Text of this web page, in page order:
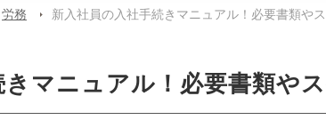
労務 新入社員の入社手続きマニュアル！必要書類や
マニュアル！必要書類や